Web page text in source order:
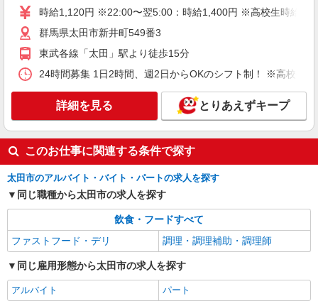
アルバイト パート
すき家 新田市野井店
ど）
時給1,150円 ※22:00〜翌5:00：時給1,438円 ※
＋150円群馬県太田市新田市野井町771-1
キープ 詳細を見る
アルバイト パート
すき家 太田尾島店
すき家の店舗スタッフ（接客・調理・清掃な
ど）
時給1,400円
群馬県太田市阿久津町113-1
キープ 詳細を見る
時給1,120円 ※22:00〜翌5:00：時給1,400円 ※高校生時給
群馬県太田市新井町549番3
東武各線「太田」駅より徒歩15分
24時間募集 1日2時間、週2日からOKのシフト制！ ※高校生
詳細を見る とりあえずキープ
このお仕事に関連する条件で探す
太田市のアルバイト・バイト・パートの求人を探す
同じ職種から太田市の求人を探す
飲食・フードすべて
ファストフード・デリ
調理・調理補助・調理師
同じ雇用形態から太田市の求人を探す
アルバイト パート